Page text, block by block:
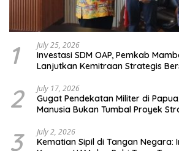
1 July 25, 2026
Investasi SDM OAP, Pemkab
Lanjutkan Kemitraan Strategis
2 July 17, 2026
Gugat Pendekatan Militer di
Manusia Bukan Tumbal Proyek
3 July 2, 2026
Kematian Sipil di Tangan Negara: